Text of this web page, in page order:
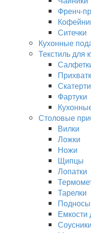
Френч-
Ситечки
Кухонные
Текстиль для
Скатерти
Фартуки
Столовые
Вилки
Ложки
Ножи
Щипцы
Лопатки
Тарелки
Подносы
Емкости
Соусники